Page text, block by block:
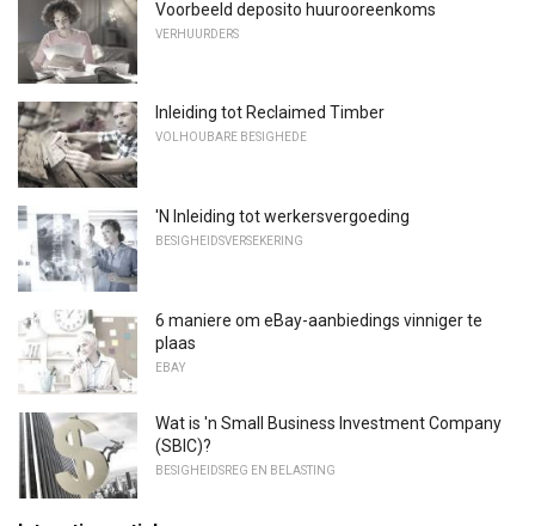
Voorbeeld deposito huurooreenkoms
VERHUURDERS
Inleiding tot Reclaimed Timber
VOLHOUBARE BESIGHEDE
'N Inleiding tot werkersvergoeding
BESIGHEIDSVERSEKERING
6 maniere om eBay-aanbiedings vinniger te
plaas
EBAY
Wat is 'n Small Business Investment Company
(SBIC)?
BESIGHEIDSREG EN BELASTING